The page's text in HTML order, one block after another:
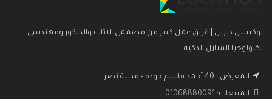
لوكيشن ديزين | فريق عمل كبير من مصممى الاثاث والديكور ومهندسي
تكنولوجيا المنازل الذكية
المعرض : 40 أحمد قاسم جوده - مدينة نصر
المبيعات: 01068880091